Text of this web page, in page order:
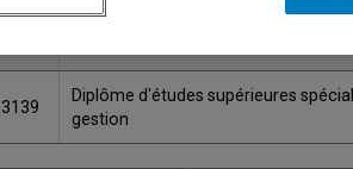
3139
Diplôme d'études supérieures
gestion